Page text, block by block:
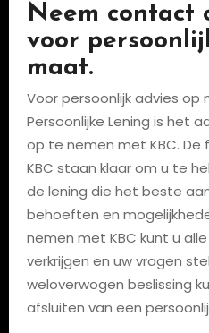
Neem contact
voor
maat.
Voor persoonlijk advies op
Persoonlijke Lening is het
op te nemen met KBC. De
KBC staan klaar om u te
de lening die het beste
behoeften en
nemen met KBC kunt u
verkrijgen en uw vragen
weloverwogen beslissing
afsluiten van een